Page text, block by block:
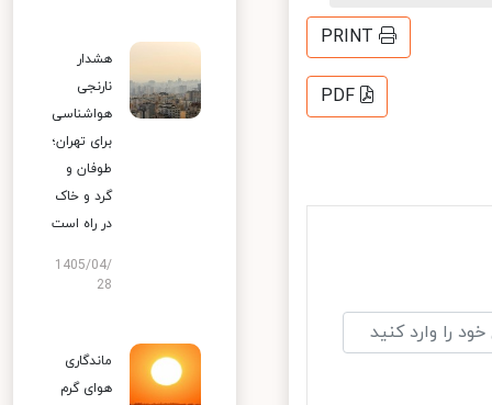
PRINT
PDF
هشدار
نارنجی
هواشناسی
برای تهران؛
طوفان و
گرد و خاک
در راه است
1405/04/
28
ماندگاری
هوای گرم